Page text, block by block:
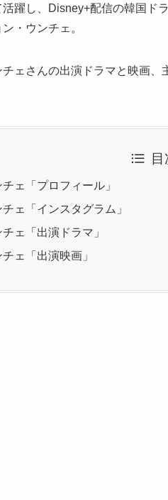
躍し、Disney+配信の韓国ド
・ウンチェ。
ェさんの出演ドラマと映画、
目
ェ「プロフィール」
ェ「インスタグラム」
ェ「出演ドラマ」
ェ「出演映画」